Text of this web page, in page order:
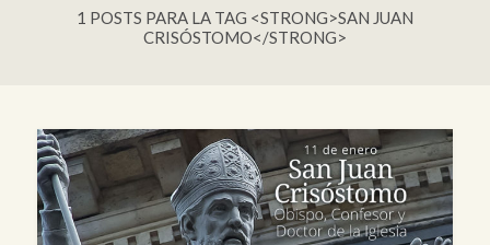
1 POSTS PARA LA TAG <STRONG>SAN JUAN
CRISÓSTOMO</STRONG>